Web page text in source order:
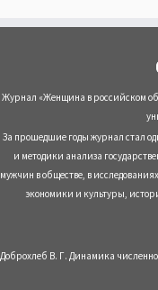
Журнал «Женщина в российском
За прошедшие годы журнал стал
и методики анализа
мужчин в обществе, в
экономики и культуры,
Доброхлеб В. Г. Динамика